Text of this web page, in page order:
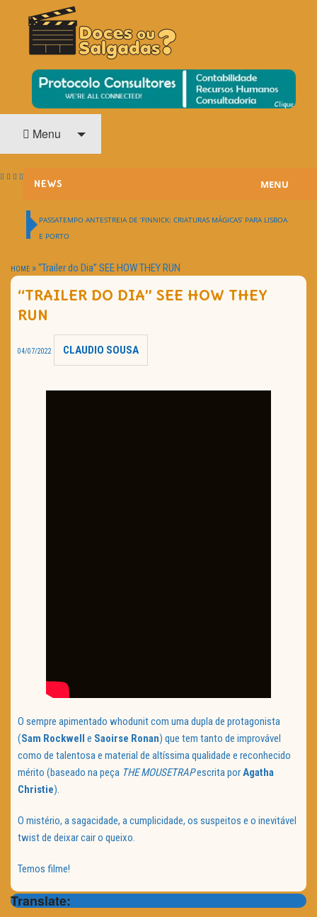
DOCES OU SALGADAS?
O Cinema? Uma Paixão!!
Menu
NEWS
HOME CINEMA
NOTA PESSOAL
MENU
PASSATEMPO ANTESTREIA DE ‘FINNICK: CRIATURAS MÁGICAS’ PARA LISBOA
E PORTO
HOME »“Trailer do Dia” SEE HOW THEY RUN
“TRAILER DO DIA” SEE HOW THEY
RUN
04/07/2022 CLAUDIO SOUSA
O sempre apimentado whodunit com uma dupla de protagonista
(Sam Rockwell e Saoirse Ronan) que tem tanto de improvável
como de talentosa e material de altíssima qualidade e reconhecido
mérito (baseado na peça THE MOUSETRAPescrita porAgatha
Christie).
O mistério, a sagacidade, a cumplicidade, os suspeitos e o inevitável
twist de deixar cair o queixo.
Temos filme!
Translate: